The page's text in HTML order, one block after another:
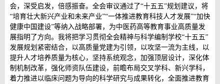
会，深受启发，倍感振奋。全会审议通过了“十五五”规划建议，将
“培育壮大新兴产业和未来产业”“一体推进教育科技人才发展”“加快
健康中国建设”等纳入战略部署，为中医药高等教育事业高质量发
展指明了方向。我将把学习贯彻全会精神与科学编制学校“十五五”
发展规划紧密结合，以高质量党建为引领，以攻坚一流为主线，以
提升人才培养质量为核心，坚持系统观念，加强顶层设计，深化体
制机制改革，强化师资队伍建设，前瞻布局交叉学科、新兴学科，
着力推进以临床问题为导向的科学研究与成果转化，全面推进教育